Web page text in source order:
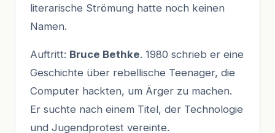
literarische Strömung hatte noch keinen
Namen.
Auftritt: Bruce Bethke. 1980 schrieb er eine
Geschichte über rebellische Teenager, die
Computer hackten, um Ärger zu machen.
Er suchte nach einem Titel, der Technologie
und Jugendprotest vereinte.